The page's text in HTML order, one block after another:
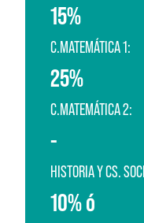
15%
C.MATEMÁTICA 1:
25%
C.MATEMÁTICA 2:
-
HISTORIA Y CS.
10% ó